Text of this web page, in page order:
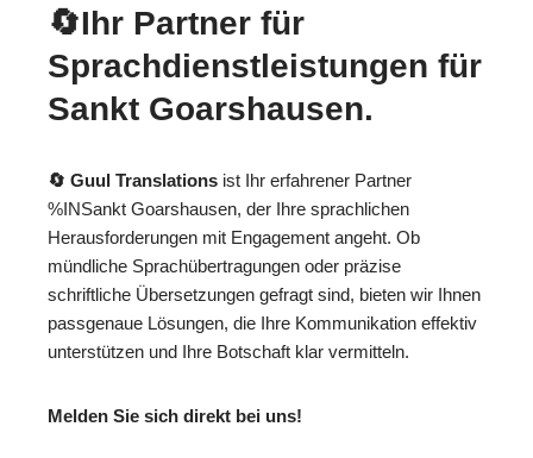
🔄Ihr Partner für
Sprachdienstleistungen für
Sankt Goarshausen.
🔄 Guul Translations ist Ihr erfahrener Partner
%INSankt Goarshausen, der Ihre sprachlichen
Herausforderungen mit Engagement angeht. Ob
mündliche Sprachübertragungen oder präzise
schriftliche Übersetzungen gefragt sind, bieten wir Ihnen
passgenaue Lösungen, die Ihre Kommunikation effektiv
unterstützen und Ihre Botschaft klar vermitteln.
Melden Sie sich direkt bei uns!